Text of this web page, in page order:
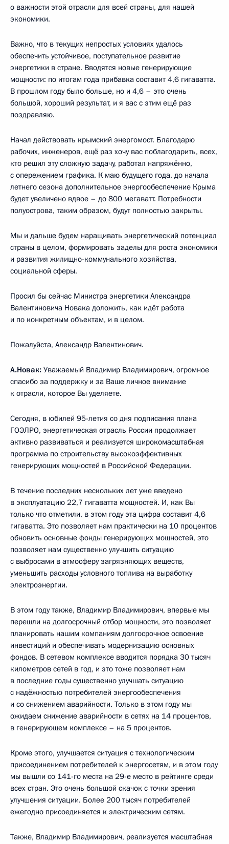
о важности этой отрасли для всей страны, для нашей
экономики.
Важно, что в текущих непростых условиях удалось
обеспечить устойчивое, поступательное развитие
энергетики в стране. Вводятся новые генерирующие
мощности: по итогам года прибавка составит 4,6 гигаватта.
В прошлом году было больше, но и 4,6 – это очень
большой, хороший результат, и я вас с этим ещё раз
поздравляю.
Начал действовать крымский энергомост. Благодарю
рабочих, инженеров, ещё раз хочу вас поблагодарить, всех,
кто решил эту сложную задачу, работал напряжённо,
с опережением графика. К маю будущего года, до начала
летнего сезона дополнительное энергообеспечение Крыма
будет увеличено вдвое – до 800 мегаватт. Потребности
полуострова, таким образом, будут полностью закрыты.
Мы и дальше будем наращивать энергетический потенциал
страны в целом, формировать заделы для роста экономики
и развития жилищно-коммунального хозяйства,
социальной сферы.
Просил бы сейчас Министра энергетики Александра
Валентиновича Новака доложить, как идёт работа
и по конкретным объектам, и в целом.
Пожалуйста, Александр Валентинович.
А.Новак: Уважаемый Владимир Владимирович, огромное
спасибо за поддержку и за Ваше личное внимание
к отрасли, которое Вы уделяете.
Сегодня, в юбилей 95-летия со дня подписания плана
ГОЭЛРО, энергетическая отрасль России продолжает
активно развиваться и реализуется широкомасштабная
программа по строительству высокоэффективных
генерирующих мощностей в Российской Федерации.
В течение последних нескольких лет уже введено
в эксплуатацию 22,7 гигаватта мощностей. И, как Вы
только что отметили, в этом году эта цифра составит 4,6
гигаватта. Это позволяет нам практически на 10 процентов
обновить основные фонды генерирующих мощностей, это
позволяет нам существенно улучшить ситуацию
с выбросами в атмосферу загрязняющих веществ,
уменьшить расходы условного топлива на выработку
электроэнергии.
В этом году также, Владимир Владимирович, впервые мы
перешли на долгосрочный отбор мощности, это позволяет
планировать нашим компаниям долгосрочное освоение
инвестиций и обеспечивать модернизацию основных
фондов. В сетевом комплексе вводится порядка 30 тысяч
километров сетей в год, и это тоже позволяет нам
в последние годы существенно улучшать ситуацию
с надёжностью потребителей энергообеспечения
и со снижением аварийности. Только в этом году мы
ожидаем снижение аварийности в сетях на 14 процентов,
в генерирующем комплексе – на 5 процентов.
Кроме этого, улучшается ситуация с технологическим
присоединением потребителей к энергосетям, и в этом году
мы вышли со 141-го места на 29-е место в рейтинге среди
всех стран. Это очень большой скачок с точки зрения
улучшения ситуации. Более 200 тысяч потребителей
ежегодно присоединяется к электрическим сетям.
Также, Владимир Владимирович, реализуется масштабная